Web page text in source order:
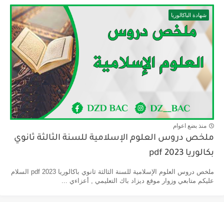
شهادة الباكالوريا
منذ بضع اعوام
ملخص دروس العلوم الإسلامية للسنة الثالثة ثانوي
بكالوريا pdf 2023
ملخص دروس العلوم الإسلامية للسنة الثالثة ثانوي باكالوريا pdf 2023 السلام
عليكم متابعي وزوار موقع ديزاد باك التعليمي , أعزاءي ...